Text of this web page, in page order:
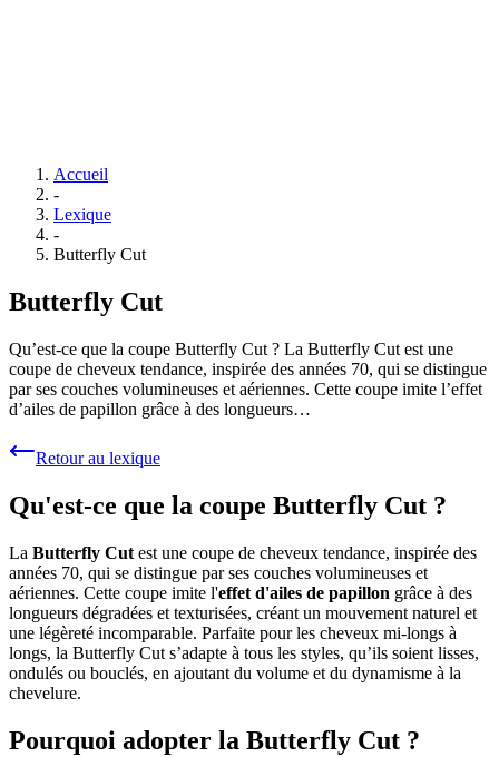
Accueil
-
Lexique
-
Butterfly Cut
Butterfly Cut
Qu’est-ce que la coupe Butterfly Cut ? La Butterfly Cut est une
coupe de cheveux tendance, inspirée des années 70, qui se distingue
par ses couches volumineuses et aériennes. Cette coupe imite l’effet
d’ailes de papillon grâce à des longueurs…
Retour au lexique
Qu'est-ce que la coupe Butterfly Cut ?
La Butterfly Cut est une coupe de cheveux tendance, inspirée des
années 70, qui se distingue par ses couches volumineuses et
aériennes. Cette coupe imite l'effet d'ailes de papillon grâce à des
longueurs dégradées et texturisées, créant un mouvement naturel et
une légèreté incomparable. Parfaite pour les cheveux mi-longs à
longs, la Butterfly Cut s’adapte à tous les styles, qu’ils soient lisses,
ondulés ou bouclés, en ajoutant du volume et du dynamisme à la
chevelure.
Pourquoi adopter la Butterfly Cut ?